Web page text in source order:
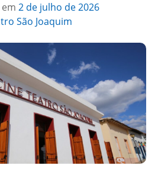
2 de julho de 2026
São Joaquim